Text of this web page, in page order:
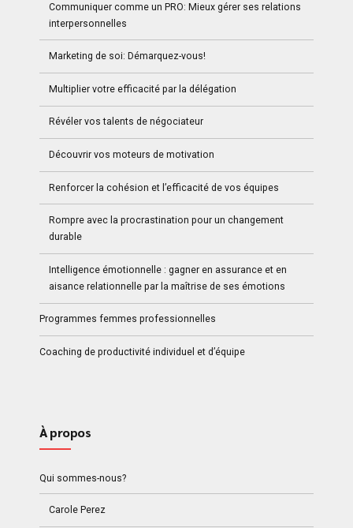
Communiquer comme un PRO: Mieux gérer ses relations
interpersonnelles
Marketing de soi: Démarquez-vous!
Multiplier votre efficacité par la délégation
Révéler vos talents de négociateur
Découvrir vos moteurs de motivation
Renforcer la cohésion et l’efficacité de vos équipes
Rompre avec la procrastination pour un changement
durable
Intelligence émotionnelle : gagner en assurance et en
aisance relationnelle par la maîtrise de ses émotions
Programmes femmes professionnelles
Coaching de productivité individuel et d’équipe
À propos
Qui sommes-nous?
Carole Perez